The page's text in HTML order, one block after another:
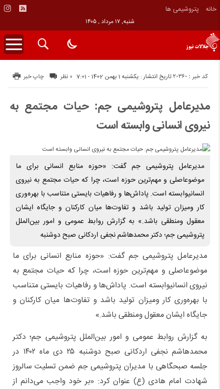
خانه پتروشيمى ها
شنبه, ۱۷ مرداد , ۱۴۰۵
تاریخ انتشار : یکشنبه 1 بهمن 1402 - 7:01 کد خبر : 20360 چاپ خبر ۰ نظر
مدیرعامل پتروشیمی جم: حیات مجتمع به
نیروی انسانی وابسته است
مدیرعامل پتروشیمی جم گفت: «حوزه منابع انسانی برای ما
موضوعاصلی و مهم‌ترین حوزه است، چرا که حیات مجتمع به نیروی
انسانیوابسته است. پاداش‌ها و رفاهیات بایستی متناسب با بهره‌وری
کار ومیزان تولید باشد و تفاوت‌ها میان کارکنان و جایگاه ایشان
معقول ومنطقی باشد.» به گزارش روابط عمومی و امور بین‌الملل
پتروشیمی جم؛ دکتر محمدهاشم نجفی اردکانی صبح دوشنبه
مدیرعامل پتروشیمی جم گفت: «حوزه منابع انسانی برای ما
موضوعاصلی و مهم‌ترین حوزه است، چرا که حیات مجتمع به
نیرویانسانیوابسته است. پاداش‌هاو رفاهیات بایستیمتناسب
با بهره‌وری کار ومیزان تولید باشد و تفاوت‌ها میان کارکنان و
جایگاهایشانمعقولومنطقیباشد.
»
به گزارش روابط عمومی و امور بین‌الملل پتروشیمی جم؛ دکتر
محمدهاشم نجفی اردکانی
صبح دوشنبه ۲۵ دی ماه ۱۴۰۲ در
جلسه صبحگاهی با مدیران پتروشیمی جم ضمن تسلیت سالروز
شهادت امام هادی (ع) عنوان کرد: «بر خود واجب می‌دانم از